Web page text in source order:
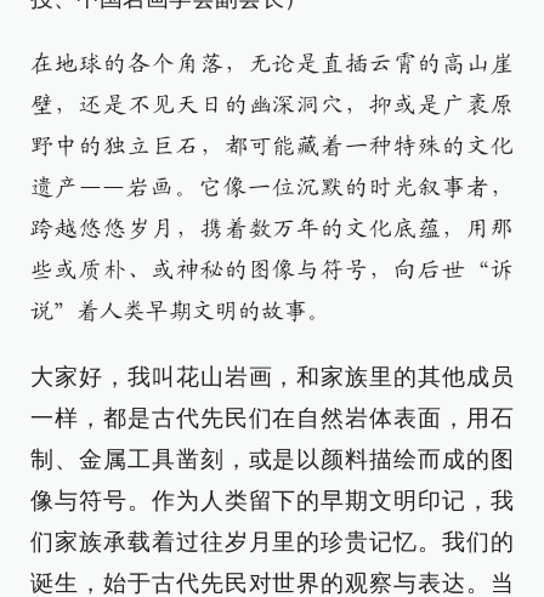
在地球的各个角落，无论是直插云霄的高山崖
壁，还是不见天日的幽深洞穴，抑或是广袤原
野中的独立巨石，都可能藏着一种特殊的文化
遗产——岩画。它像一位沉默的时光叙事者，
跨越悠悠岁月，携着数万年的文化底蕴，用那
些或质朴、或神秘的图像与符号，向后世“诉
说”着人类早期文明的故事。
大家好，我叫花山岩画，和家族里的其他成员
一样，都是古代先民们在自然岩体表面，用石
制、金属工具凿刻，或是以颜料描绘而成的图
像与符号。作为人类留下的早期文明印记，我
们家族承载着过往岁月里的珍贵记忆。我们的
诞生，始于古代先民对世界的观察与表达。当